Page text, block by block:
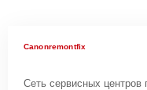
Canonremontfix
Сеть сервисных центров